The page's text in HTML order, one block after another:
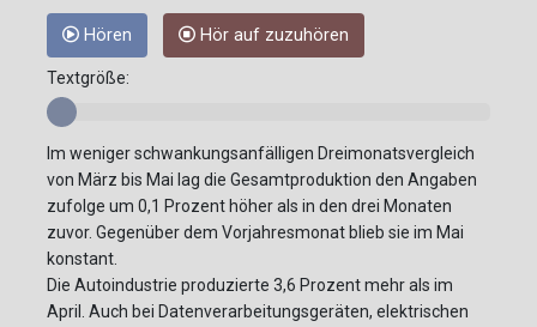
Hören Hör auf zuzuhören
Textgröße:
Im weniger schwankungsanfälligen Dreimonatsvergleich
von März bis Mai lag die Gesamtproduktion den Angaben
zufolge um 0,1 Prozent höher als in den drei Monaten
zuvor. Gegenüber dem Vorjahresmonat blieb sie im Mai
konstant.
Die Autoindustrie produzierte 3,6 Prozent mehr als im
April. Auch bei Datenverarbeitungsgeräten, elektrischen